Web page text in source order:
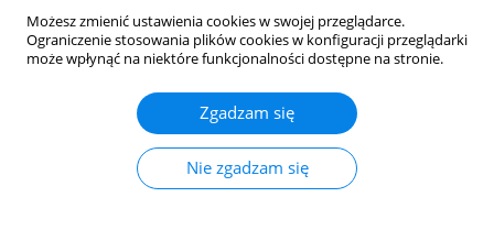
Możesz zmienić ustawienia cookies w swojej przeglądarce.
Ograniczenie stosowania plików cookies w konfiguracji przeglądarki
może wpłynąć na niektóre funkcjonalności dostępne na stronie.
Zgadzam się
Nie zgadzam się
Materials and constructional design for electric
vehicles: A review
Jakub Dykas Kinga Rodak,Adam Grajcar
Adv. Sci. Technol. Res. J. 2025; 19(1):178-196
https://doi.org/10.12913/22998624/195457